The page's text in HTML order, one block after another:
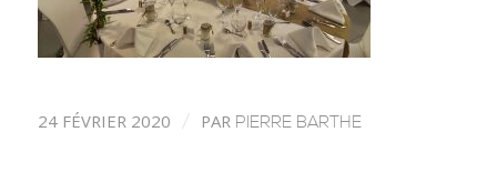
24 FÉVRIER 2020 / PAR PIERRE BARTHE